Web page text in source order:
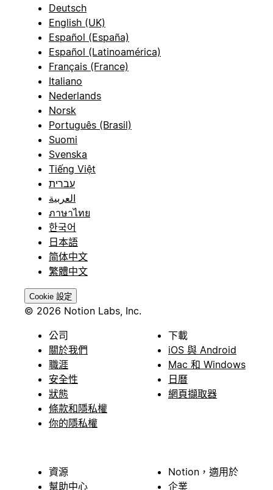
Deutsch
English (UK)
Español (España)
Español (Latinoamérica)
Français (France)
Italiano
Nederlands
Norsk
Português (Brasil)
Suomi
Svenska
Tiếng Việt
עברית
العربية
ภาษาไทย
한국어
日本語
简体中文
繁體中文
Cookie 設定
© 2026 Notion Labs, Inc.
公司
關於我們
職涯
安全性
狀態
條款和隱私權
你的隱私權
下載
iOS 與 Android
Mac 和 Windows
日曆
網頁擷取器
資源
幫助中心
Notion，適用於
企業